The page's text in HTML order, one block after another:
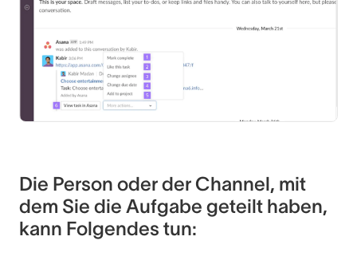
Die Person oder der Channel, mit
dem Sie die Aufgabe geteilt haben,
kann Folgendes tun: